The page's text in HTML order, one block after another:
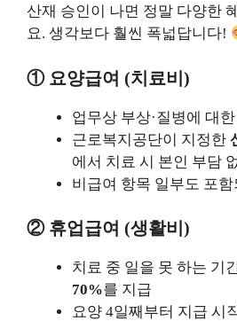
산재 승인이 나면 정말 다양한
요. 생각보다 훨씬 폭넓답니다!
① 요양급여 (치료비)
업무상 부상·질병에 대한
근로복지공단이 지정한
에서 치료 시 본인 부담
비급여 항목 일부도 포함
② 휴업급여 (생활비)
치료 중 일을 못 하는 기
70%를 지급
요양 4일째부터 지급 시